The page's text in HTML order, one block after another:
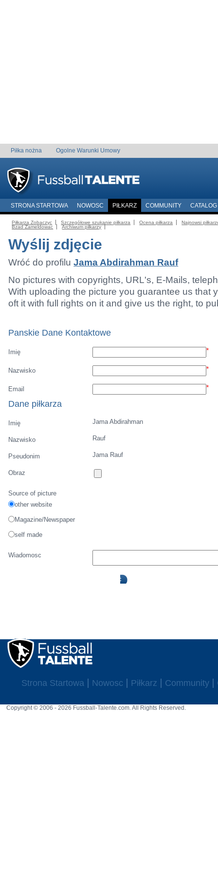
Piłka nożna Ogolne Warunki Umowy
STRONA STARTOWA NOWOSC PIŁKARZ COMMUNITY CATALOG
Piłkarza Zobaczyc Szczegółowe szukanie piłkarza Ocena piłkarza
Najnowsi
Bzad Zameldowac
Archiwum piłkarzy
Wyślij zdjęcie
Wróć do profiluJama Abdirahman Rauf
No pictures with copyrights, URL's, E-Mails,
With uploading the picture you guarantee us that
oft it with full rights on it and give us the right, to
Panskie Dane Kontaktowe
Imię *
Nazwisko *
Email *
Dane piłkarza
Imię Jama Abdirahman
Nazwisko Rauf
Pseudonim Jama Rauf
Obraz
Source of picture
other website
Magazine/Newspaper
self made
Wiadomosc
Strona Startowa Nowosc Piłkarz Community
Copyright © 2006 - 2026 Fussball-Talente.com. All Rights Reserved.